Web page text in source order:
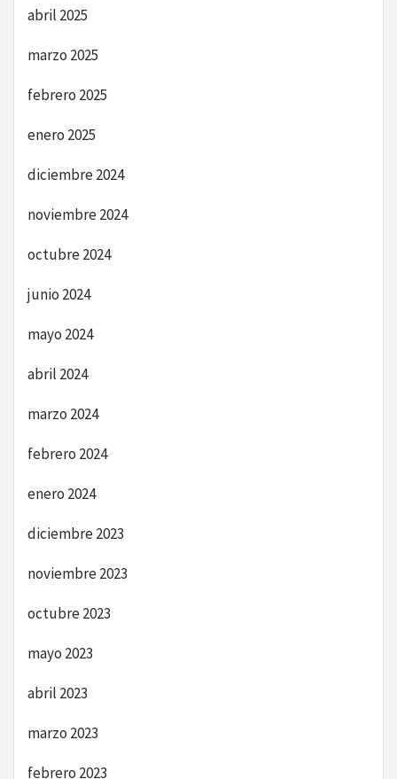
abril 2025
marzo 2025
febrero 2025
enero 2025
diciembre 2024
noviembre 2024
octubre 2024
junio 2024
mayo 2024
abril 2024
marzo 2024
febrero 2024
enero 2024
diciembre 2023
noviembre 2023
octubre 2023
mayo 2023
abril 2023
marzo 2023
febrero 2023